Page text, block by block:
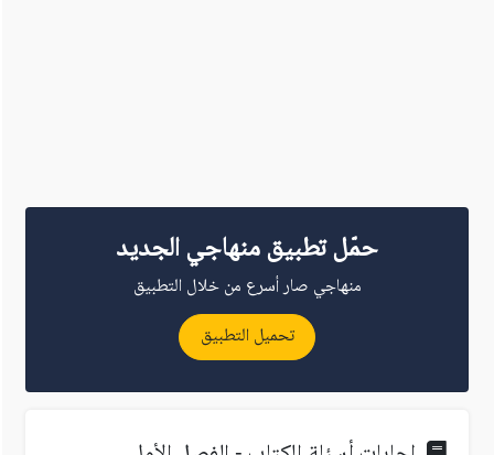
حمّل تطبيق منهاجي الجديد
منهاجي صار أسرع من خلال التطبيق
تحميل التطبيق